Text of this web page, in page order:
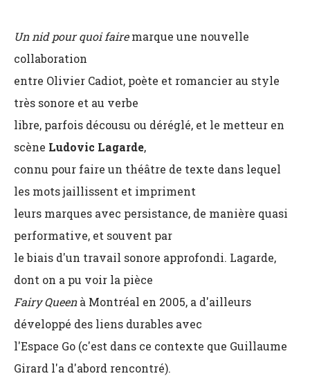
Un nid pour quoi fairemarque une nouvelle
collaboration
entre Olivier Cadiot, poète et romancier au style
très sonore et au verbe
libre, parfois décousu ou déréglé, et le metteur en
scène Ludovic Lagarde,
connu pour faire un théâtre de texte dans lequel
les mots jaillissent et impriment
leurs marques avec persistance, de manière quasi
performative, et souvent par
le biais d'un travail sonore approfondi. Lagarde,
dont on a pu voir la pièce
Fairy Queenà Montréal en 2005, a d'ailleurs
développé des liens durables avec
l'Espace Go (c'est dans ce contexte que Guillaume
Girard l'a d'abord rencontré).